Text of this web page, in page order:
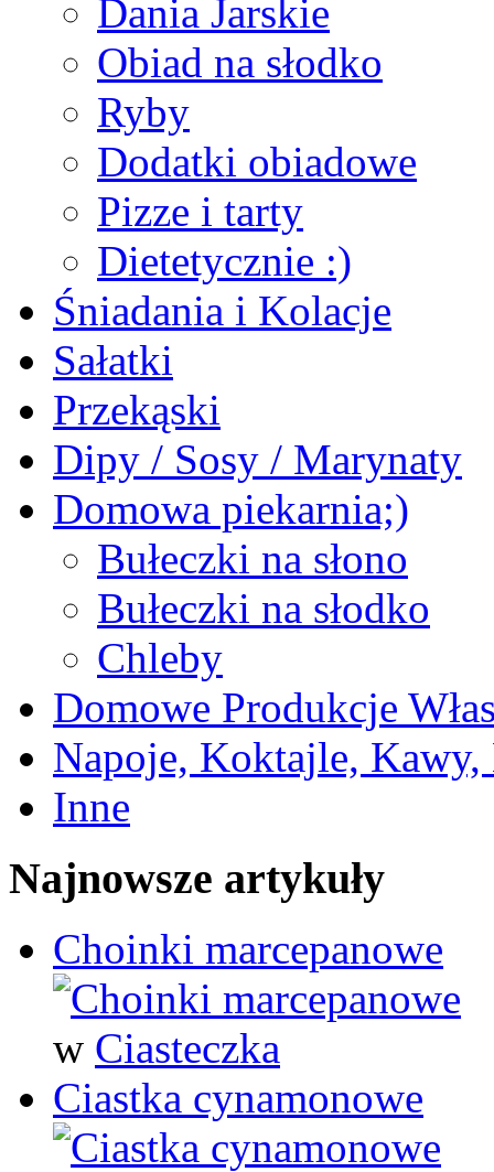
Dania Jarskie
Obiad na słodko
Ryby
Dodatki obiadowe
Pizze i tarty
Dietetycznie :)
Śniadania i Kolacje
Sałatki
Przekąski
Dipy / Sosy / Marynaty
Domowa piekarnia;)
Bułeczki na słono
Bułeczki na słodko
Chleby
Domowe Produkcje
Napoje, Koktajle, Kawy,
Inne
Najnowsze artykuły
Choinki marcepanowe
w Ciasteczka
Ciastka cynamonowe